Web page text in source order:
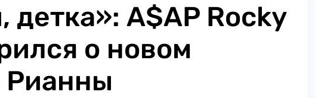
детка»: A$AP Rocky
о новом
Рианны